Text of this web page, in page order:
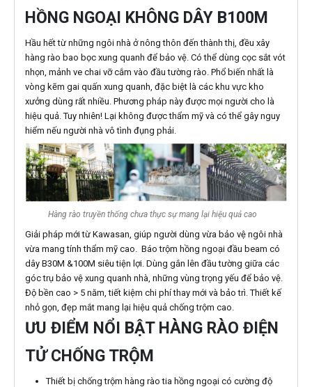
HỒNG NGOẠI KHÔNG DÂY B100M
Hầu hết từ những ngôi nhà ở nông thôn đến thành thị, đều xây
hàng rào bao bọc xung quanh để bảo vệ. Có thể dùng cọc sắt vót
nhọn, mảnh ve chai vỡ cắm vào đầu tường rào. Phổ biến nhất là
vòng kẽm gai quấn xung quanh, đặc biệt là các khu vực kho
xưởng dùng rất nhiều. Phương pháp này được mọi người cho là
hiệu quả. Tuy nhiên! Lại không được thẩm mỹ và có thể gây nguy
hiểm nếu người nhà vô tình đụng phải.
Hàng rào truyền thống chưa thực sự mang lại hiệu quả cao
Giải pháp mới từ Kawasan, giúp người dùng vừa bảo vệ ngôi nhà
vừa mang tính thẩm mỹ cao. Báo trộm hồng ngoại đầu beam có
dây B30M &100M siêu tiện lợi. Dùng gắn lên đầu tường giữa các
góc trụ bảo vệ xung quanh nhà, những vùng trọng yếu để bảo vệ.
Độ bền cao > 5 năm, tiết kiệm chi phí thay mới và bảo trì. Thiết kế
nhỏ gọn, đẹp mắt mang lại hiệu quả chống trộm cao.
ƯU ĐIỂM NỔI BẬT HÀNG RÀO ĐIỆN
TỬ CHỐNG TRỘM
Thiết bị chống trộm hàng rào tia hồng ngoại có cường độ